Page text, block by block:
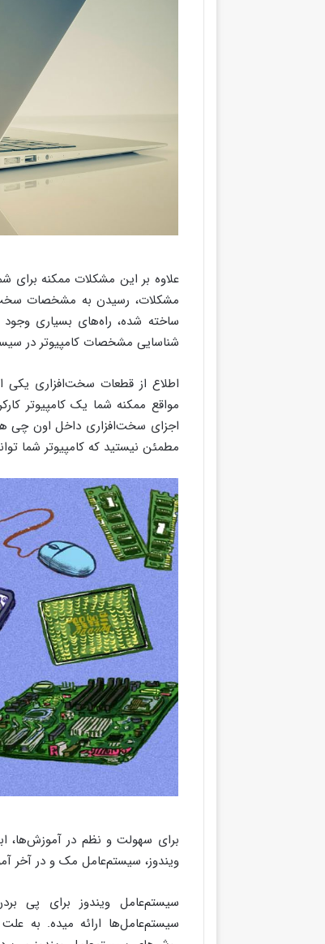
علاوه بر این مشکلات ممکنه برای
مشکلات، رسیدن به مشخصات
ساخته شده، راه‌های بسیاری
شناسایی مشخصات کامپیوتر در
اطلاع از قطعات سخت‌افزاری یکی
مواقع ممکنه شما یک کامپیوتر
اجزای سخت‌افزاری داخل اون چی
مطمئن نیستید که کامپیوتر شما
برای سهولت و نظم در آموزش‌ها،
ویندوز، سیستم‌عامل مک و در آخر
سیستم‌عامل ویندوز برای پی
سیستم‌عامل‌ها ارائه میده. به